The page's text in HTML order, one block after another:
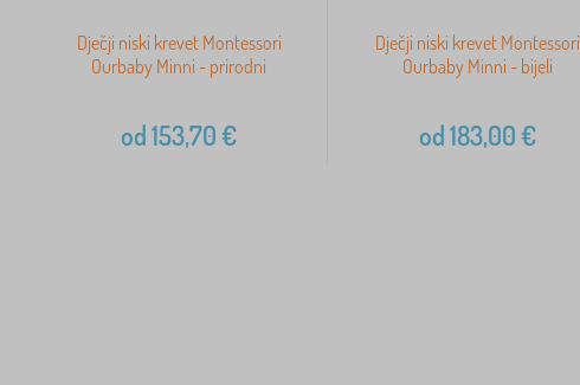
Dječji niski krevet Montessori
Ourbaby Minni - prirodni
od153,70€
Dječji niski krevet Montessori
Ourbaby Minni - bijeli
od183,00€